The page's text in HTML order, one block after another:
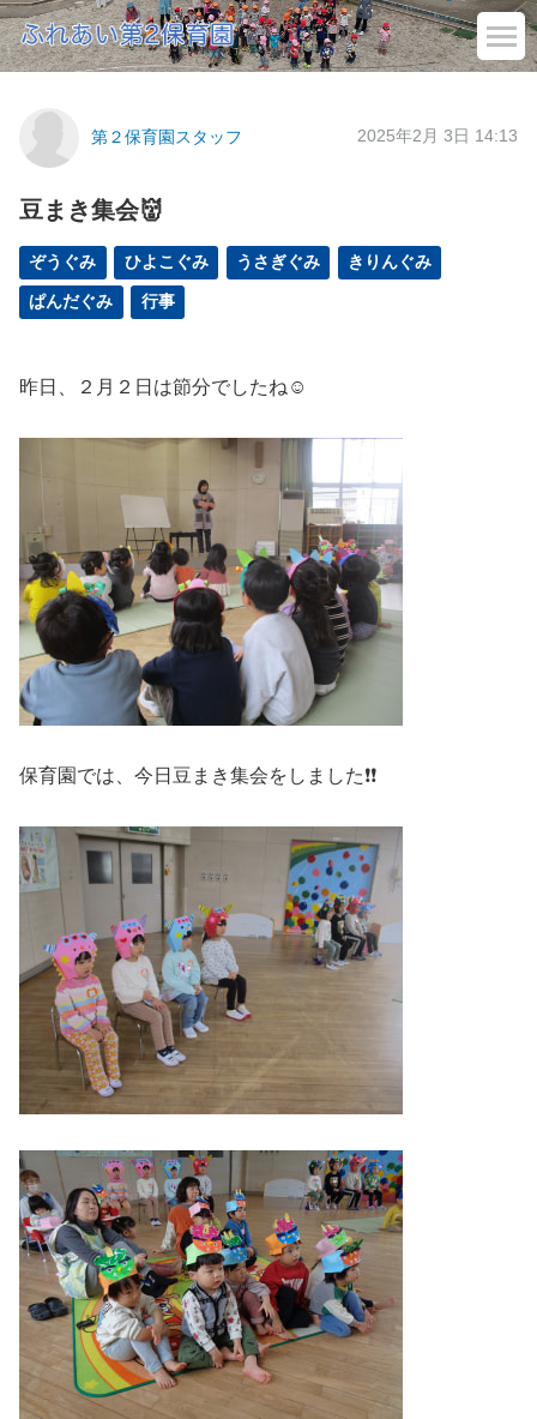
第２保育園スタッフ 2025年2月 3日 14:13
豆まき集会👹
ぞうぐみ ひよこぐみ うさぎぐみ きりんぐみ
ぱんだぐみ 行事
昨日、２月２日は節分でしたね☺️
保育園では、今日豆まき集会をしました❗❗